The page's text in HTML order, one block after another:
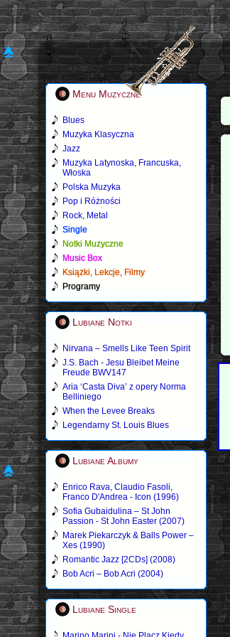
Menu Muzyczne
Blues
Muzyka Klasyczna
Jazz
Muzyka Latynoska, Francuska,
Włoska
Polska Muzyka
Pop i Różności
Rock, Metal
Single
Notki Muzyczne
Music Box
Książki, Lekcje, Filmy
Programy
Lubiane Notki
Nirvana – Smells Like Teen Spirit
J.S. Bach - Jesu Bleibet Meine
Freude BWV147
Aria ‘Casta Diva’ z opery Norma
Belliniego
When the Levee Breaks
Legendarny St. Louis Blues
Lubiane Albumy
Enrico Rava, Claudio Fasoli,
Franco D'Andrea - Icon (1996)
Sofia Gubaidulina – St John
Passion - St John Easter (2007)
Marek Piekarczyk & Balls Power –
Xes (1990)
Romantic Jazz [2CDs] (2008)
Bob Acri – Bob Acri (2004)
Lubiane Single